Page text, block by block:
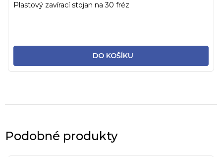
DO KOŠÍKU
Plastový zavírací stojan na 30 fréz
Podobné produkty